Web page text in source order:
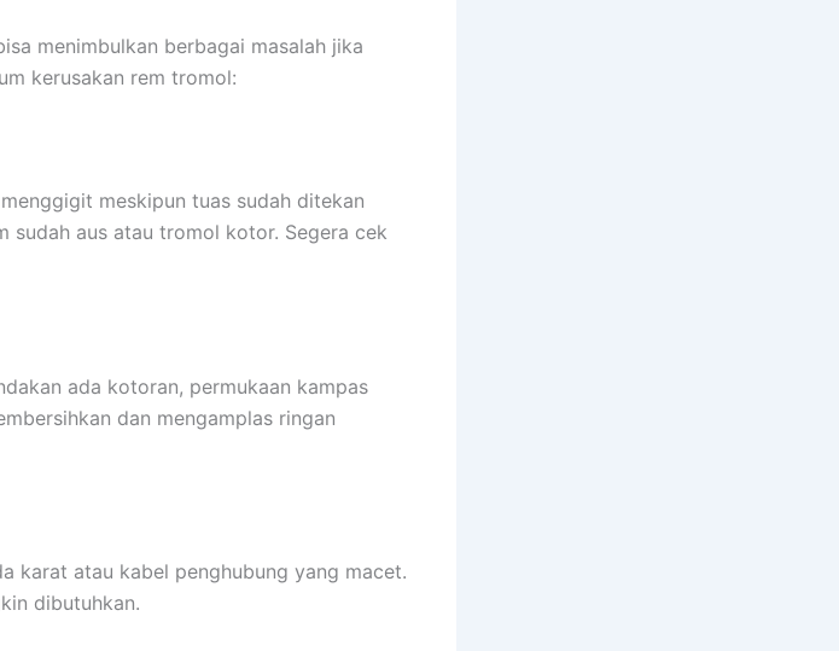
menimbulkan berbagai masalah jika
kerusakan rem tromol:
meskipun tuas sudah ditekan
sudah aus atau tromol kotor. Segera cek
ada kotoran, permukaan kampas
dan mengamplas ringan
karat atau kabel penghubung yang macet.
dibutuhkan.